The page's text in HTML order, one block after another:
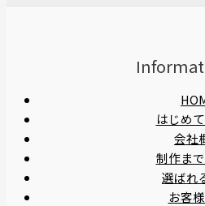
はじめ
会社
制作ま
選ばれ
お客